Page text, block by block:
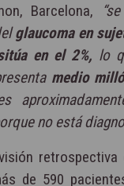
Barcelona,
glaucoma en
en el 2%, lo
medio
no está
de 590